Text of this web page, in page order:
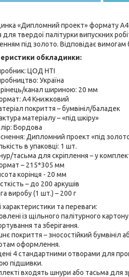
«Дипломний проект» формату
для твердої палітурки випускних
під золото. Відповідає вимогам
обкладинки:
ЦОД НТІ
Україна
канал шириною: 20 мм
А4 Книжковий
покриття – бумвініл/баладек
матеріалу – «під шкіру»
Бордова
Дипломний проект «під
в упаковці: 1 шт.
тасьма для скріплення – у
– 215*305 мм
корінця - 20 мм
– до 200 аркушів
виробу (1 шт.) – 200 г
характеристики та переваги:
із щільного палітурного
та зберігання.
покриття – зносостійкий бумвініл
оформлення.
4 стандартними отворами для
підшивки.
входять шнури або тасьма для